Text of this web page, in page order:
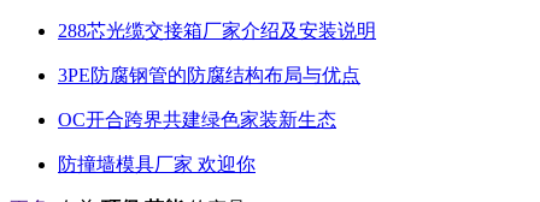
288芯光缆交接箱厂家介绍及安装说明
3PE防腐钢管的防腐结构布局与优点
OC开合跨界共建绿色家装新生态
防撞墙模具厂家 欢迎你